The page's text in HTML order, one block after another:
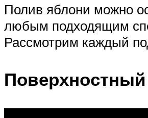
Полив яблони можно
любым подходящим
Рассмотрим каждый
Поверхностный